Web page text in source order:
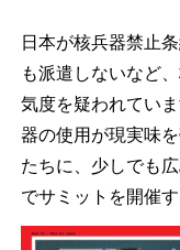
日本が核兵器禁止
も派遣しないなど
気度を疑われてい
器の使用が現実味
たちに、少しでも
でサミットを開催